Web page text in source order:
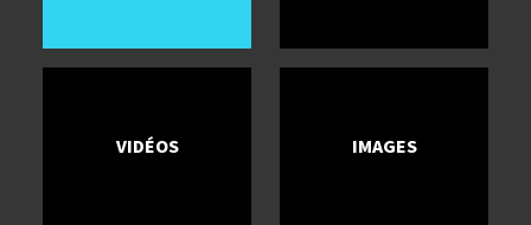
VIDÉOS IMAGES